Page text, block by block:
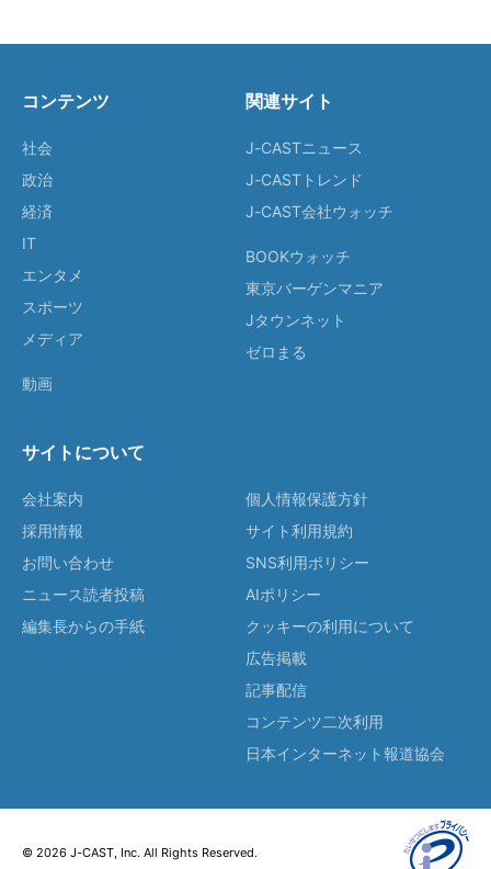
コンテンツ
社会
政治
経済
IT
エンタメ
スポーツ
メディア
動画
関連サイト
J-CASTニュース
J-CASTトレンド
J-CAST会社ウォッチ
BOOKウォッチ
東京バーゲンマニア
Jタウンネット
ゼロまる
サイトについて
会社案内
採用情報
お問い合わせ
ニュース読者投稿
編集長からの手紙
個人情報保護方針
サイト利用規約
SNS利用ポリシー
AIポリシー
クッキーの利用について
広告掲載
記事配信
コンテンツ二次利用
日本インターネット報道協会
© 2026 J-CAST, Inc. All Rights Reserved.